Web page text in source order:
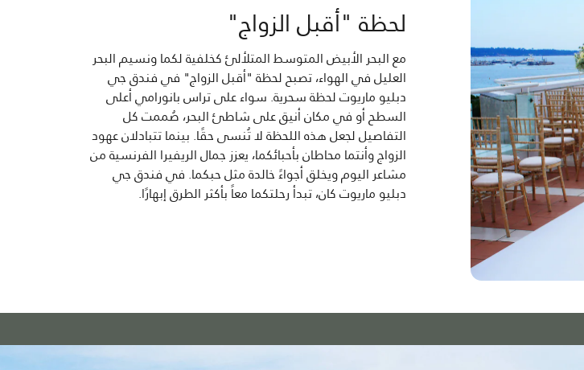
لحظة "أقبل الزواج"
مع البحر الأبيض المتوسط المتلألئ كخلفية لكما ونسيم البحر
العليل في الهواء، تصبح لحظة "أقبل الزواج" في فندق جي
دبليو ماريوت لحظة سحرية. سواء على تراس بانورامي أعلى
السطح أو في مكان أنيق على شاطئ البحر، صُممت كل
التفاصيل لجعل هذه اللحظة لا تُنسى حقًا. بينما تتبادلان عهود
الزواج وأنتما محاطان بأحبائكما، يعزز جمال الريفيرا الفرنسية من
مشاعر اليوم ويخلق أجواءً خالدة مثل حبكما. في فندق جي
دبليو ماريوت كان، تبدأ رحلتكما معاً بأكثر الطرق إبهارًا.